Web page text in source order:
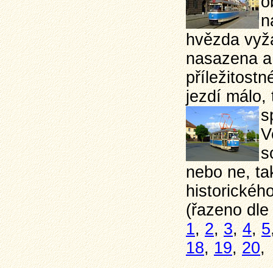
hvězda
nasazena
jezdí málo,
nebo ne,
(řazeno
1,2,3,4,5
18,19,20,